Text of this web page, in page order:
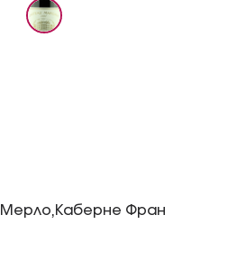
Мерло,Каберне Фран